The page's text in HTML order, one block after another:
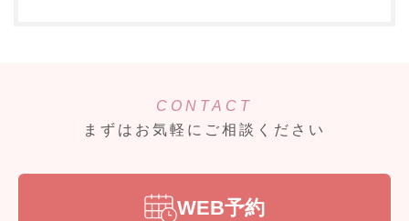
CONTACT
まずはお気軽にご相談ください
WEB予約